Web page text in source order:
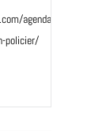
agenda/polartifice-
policier/